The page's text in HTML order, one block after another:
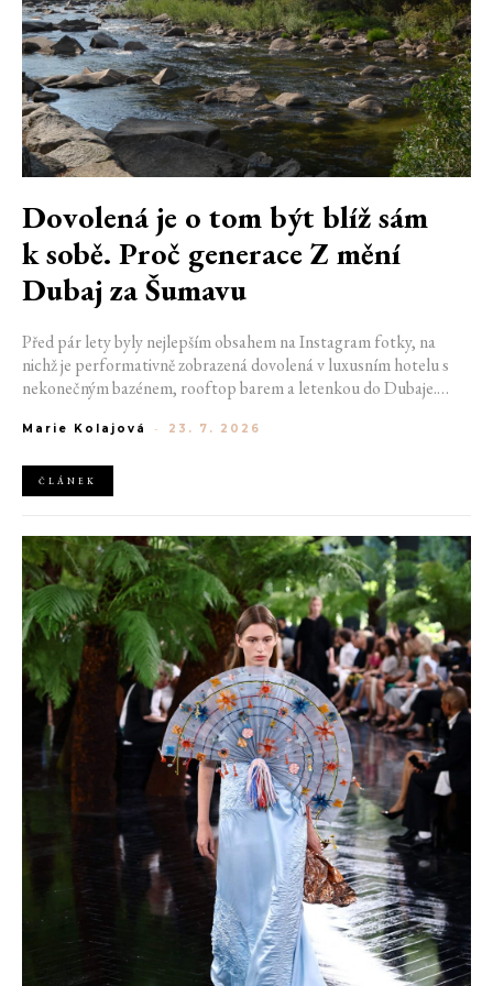
Dovolená je o tom být blíž sám
k sobě. Proč generace Z mění
Dubaj za Šumavu
Před pár lety byly nejlepším obsahem na Instagram fotky, na
nichž je performativně zobrazená dovolená v luxusním hotelu s
nekonečným bazénem, rooftop barem a letenkou do Dubaje.
horách. Ranní koupání v lomu. Výlet vlakem na Šumavu.
Marie Kolajová - 23. 7. 2026
ČLÁNEK